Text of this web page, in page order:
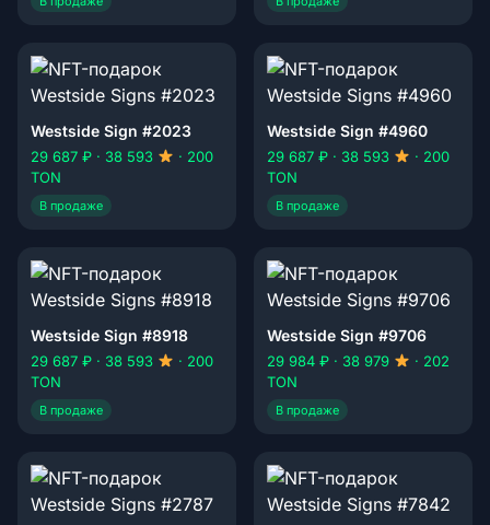
Westside Sign #2023
29 687 ₽ · 38 593
· 200
TON
В продаже
Westside Sign #4960
29 687 ₽ · 38 593
· 200
TON
В продаже
Westside Sign #8918
29 687 ₽ · 38 593
· 200
TON
В продаже
Westside Sign #9706
29 984 ₽ · 38 979
· 202
TON
В продаже